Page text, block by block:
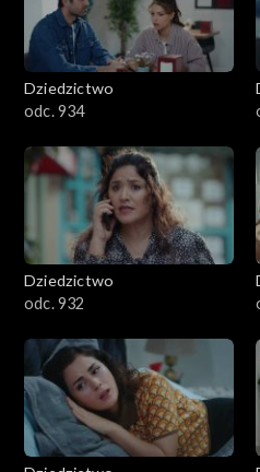
Dziedzictwo
odc. 934
Dziedzictwo
odc. 932